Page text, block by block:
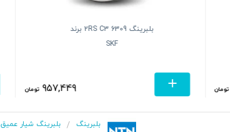
تومان
بلبرینگ 6309 2RS C3 برند
SKF
957,449 تومان
بلبرینگ / بلبرینگ شیار عمیق